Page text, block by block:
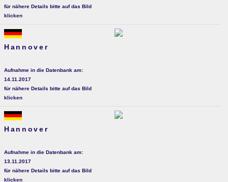
für nähere Details bitte auf das Bild
klicken
Hannover
Aufnahme in die Datenbank am:
14.11.2017
für nähere Details bitte auf das Bild
klicken
Hannover
Aufnahme in die Datenbank am:
13.11.2017
für nähere Details bitte auf das Bild
klicken